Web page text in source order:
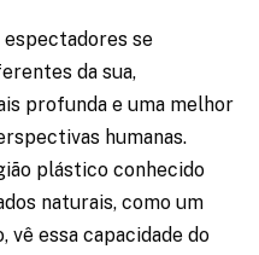
espectadores se
da sua,
profunda e uma melhor
humanas.
plástico conhecido
naturais, como um
essa capacidade do